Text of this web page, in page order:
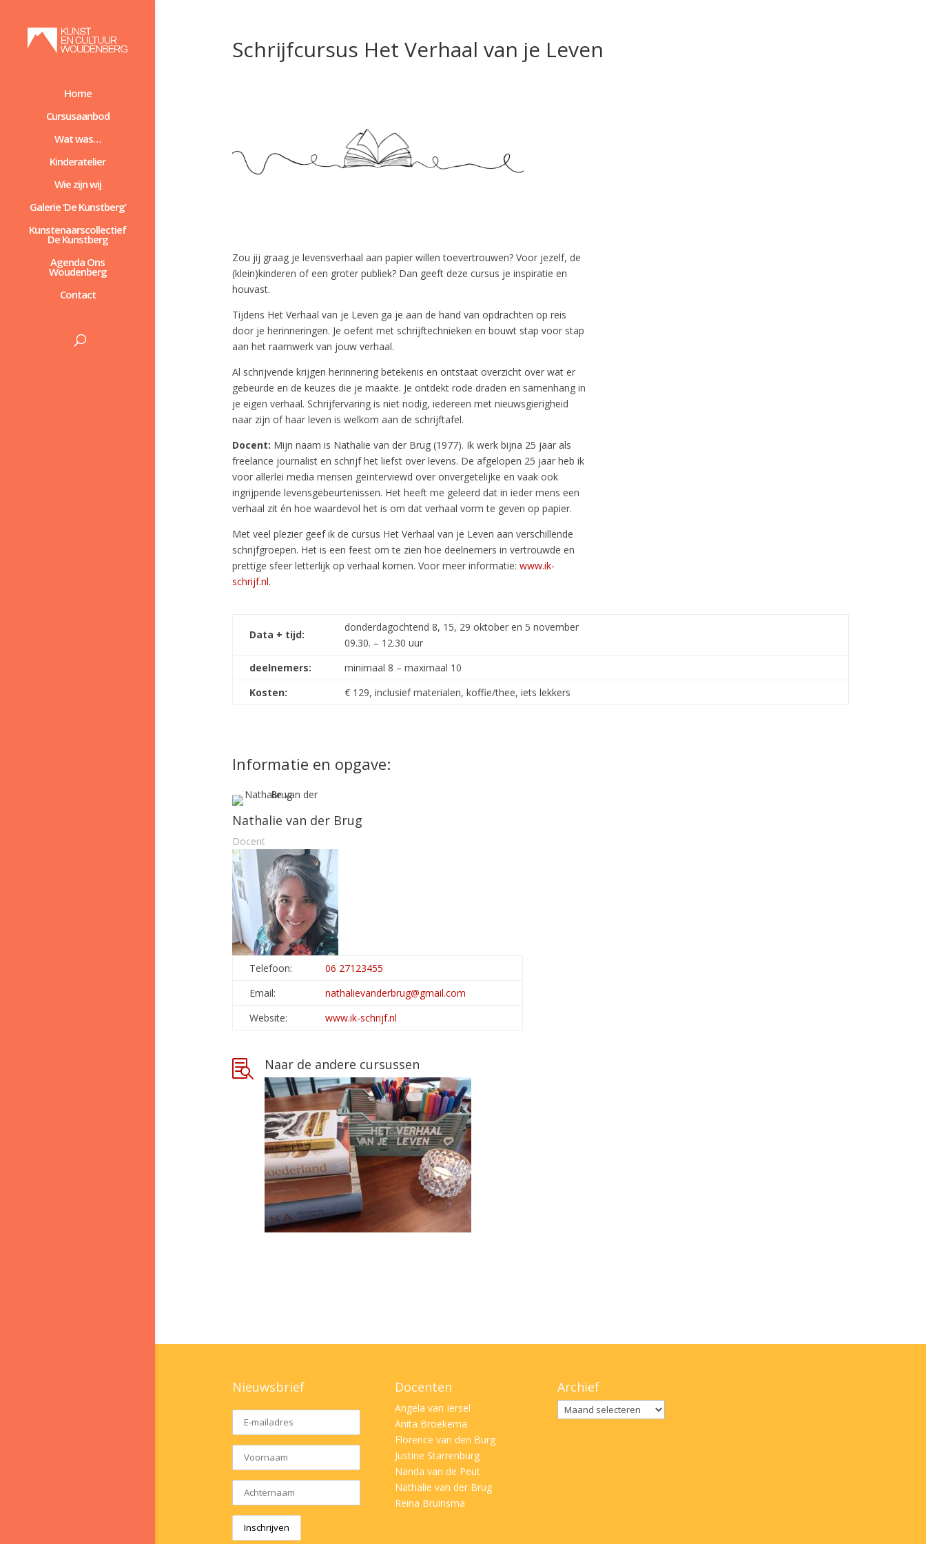
Home
Cursusaanbod
Wat was…
Kinderatelier
Wie zijn wij
Galerie ‘De Kunstberg’
Kunstenaarscollectief
De Kunstberg
Agenda Ons
Woudenberg
Contact
Schrijfcursus Het Verhaal van je Leven
Zou jij graag je levensverhaal aan papier willen toevertrouwen? Voor jezelf, de
(klein)kinderen of een groter publiek? Dan geeft deze cursus je inspiratie en
houvast.
Tijdens Het Verhaal van je Leven ga je aan de hand van opdrachten op reis
door je herinneringen. Je oefent met schrijftechnieken en bouwt stap voor stap
aan het raamwerk van jouw verhaal.
Al schrijvende krijgen herinnering betekenis en ontstaat overzicht over wat er
gebeurde en de keuzes die je maakte. Je ontdekt rode draden en samenhang in
je eigen verhaal. Schrijfervaring is niet nodig, iedereen met nieuwsgierigheid
naar zijn of haar leven is welkom aan de schrijftafel.
Docent: Mijn naam is Nathalie van der Brug (1977). Ik werk bijna 25 jaar als
freelance journalist en schrijf het liefst over levens. De afgelopen 25 jaar heb ik
voor allerlei media mensen geïnterviewd over onvergetelijke en vaak ook
ingrijpende levensgebeurtenissen. Het heeft me geleerd dat in ieder mens een
verhaal zit én hoe waardevol het is om dat verhaal vorm te geven op papier.
Met veel plezier geef ik de cursus Het Verhaal van je Leven aan verschillende
schrijfgroepen. Het is een feest om te zien hoe deelnemers in vertrouwde en
prettige sfeer letterlijk op verhaal komen. Voor meer informatie: www.ik-
schrijf.nl.
Data + tijd:
donderdagochtend 8, 15, 29 oktober en 5 november
09.30. – 12.30 uur
deelnemers:
minimaal 8 – maximaal 10
Kosten:
€ 129, inclusief materialen, koffie/thee, iets lekkers
Informatie en opgave:
Nathalie van der Brug
Docent
Telefoon:
06 27123455
Email:
nathalievanderbrug@gmail.com
Website:
www.ik-schrijf.nl
 Naar de andere cursussen
Nieuwsbrief Docenten
Angela van Iersel
Anita Broekema
Florence van den Burg
Justine Starrenburg
Nanda van de Peut
Nathalie van der Brug
Reina Bruinsma
Archief
Archief